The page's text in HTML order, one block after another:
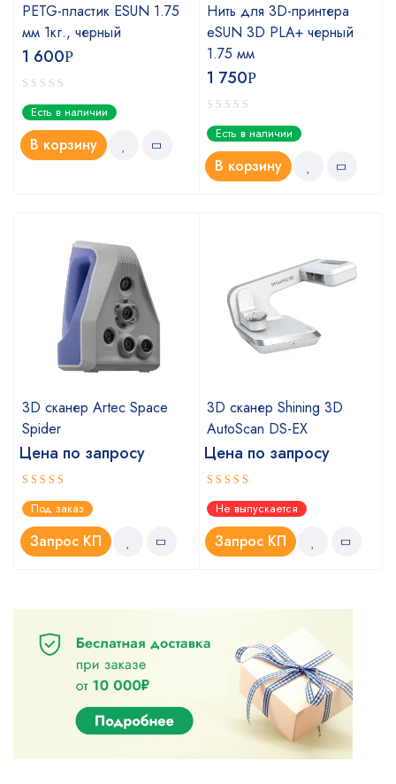
PETG-пластик ESUN 1.75
мм 1кг., черный
1 600Р
Есть в наличии
В корзину
Нить для 3D-принтера
eSUN 3D PLA+ черный
1.75 мм
1 750Р
Есть в наличии
В корзину
3D сканер Artec Space
Spider
Цена по запросу
Оценка
5.00из 5
Под заказ
Запрос КП
3D сканер Shining 3D
AutoScan DS-EX
Цена по запросу
Оценка
4.67из 5
Не выпускается
Запрос КП